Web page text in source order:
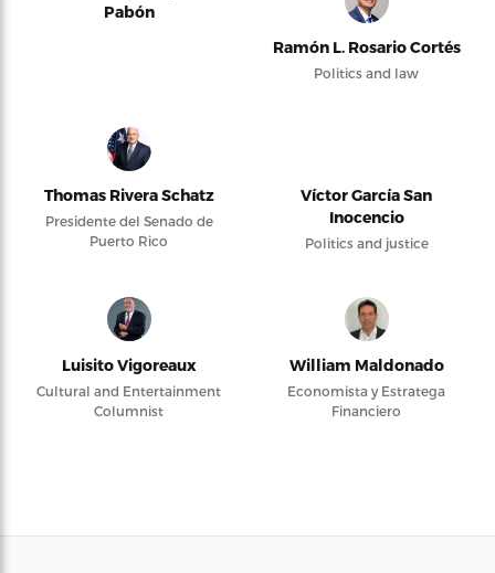
Pabón
Ramón L. Rosario Cortés
Politics and law
Thomas Rivera Schatz
Presidente del Senado de
Puerto Rico
Víctor García San
Inocencio
Politics and justice
Luisito Vigoreaux
Cultural and Entertainment
Columnist
William Maldonado
Economista y Estratega
Financiero